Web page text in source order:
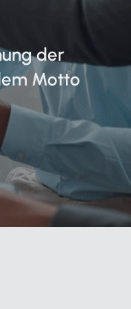
zu Arbeitskultur und Führung
der
Motto